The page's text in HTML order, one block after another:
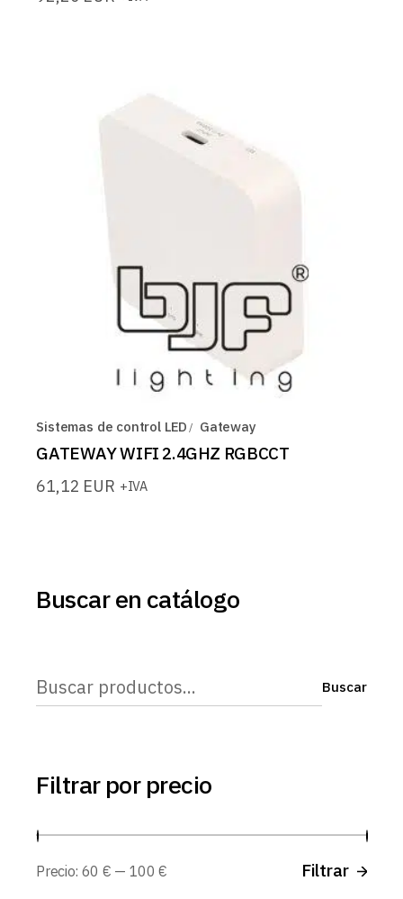
Sistemas de control LED Gateway
GATEWAY WIFI 2.4GHZ RGBCCT
61,12 EUR +IVA
Buscar en catálogo
Buscar Buscar
Filtrar por precio
Filtrar
Precio: 60 € — 100 €